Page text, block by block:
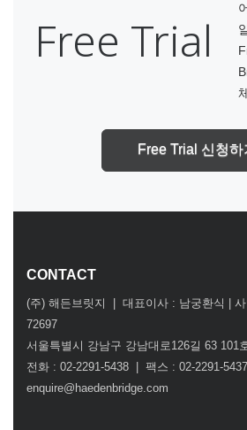
Free Trial
Free Trial 신청하
CONTACT
(주) 해든브릿지 | 대표이사 : 남궁환식 |
72697
서울특별시 강남구 강남대로126길 63 101
전화 : 02-2291-5438 | 팩스 : 02-2291-
enquire@haedenbridge.com